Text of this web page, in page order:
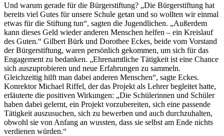
Und warum gerade für die Bürgerstiftung? „Die Bürgerstiftung hat
bereits viel Gutes für unsere Schule getan und so wollten wir einmal
etwas für die Stiftung tun“, sagten die Jugendlichen. „Außerdem
kann dieses Geld wieder anderen Menschen helfen – ein Kreislauf
des Guten.“ Gilbert Bürk und Dorothee Eckes, beide vom Vorstand
der Bürgerstiftung, waren persönlich gekommen, um sich für das
Engagement zu bedanken. „Ehrenamtliche Tätigkeit ist eine Chance
sich auszuprobieren und neue Erfahrungen zu sammeln.
Gleichzeitig hilft man dabei anderen Menschen“, sagte Eckes.
Konrektor Michael Riffel, der das Projekt als Lehrer begleitet hatte,
erläuterte die positiven Wirkungen: „Die Schülerinnen und Schüler
haben dabei gelernt, ein Projekt vorzubereiten, sich eine passende
Tätigkeit auszusuchen, sich zu bewerben und auch durchzuhalten,
obwohl sie von Anfang an wussten, dass sie selbst am Ende nichts
verdienen würden.“